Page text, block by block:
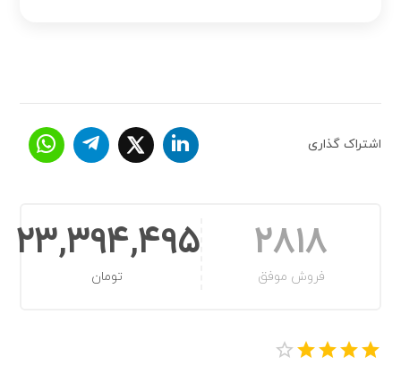
اشتراک گذاری
23,394,495
تومان
2818
فروش موفق